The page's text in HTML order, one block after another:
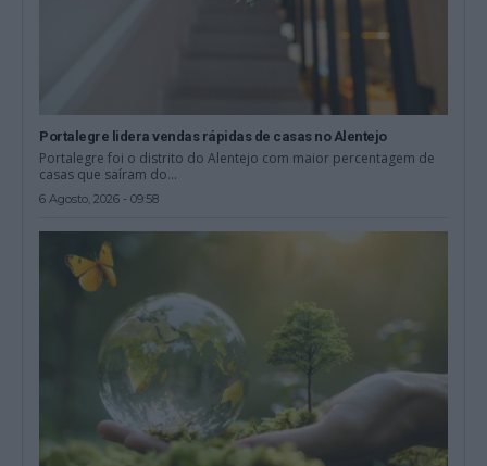
Portalegre lidera vendas rápidas de casas no Alentejo
Portalegre foi o distrito do Alentejo com maior percentagem de
casas que saíram do...
6 Agosto, 2026 - 09:58